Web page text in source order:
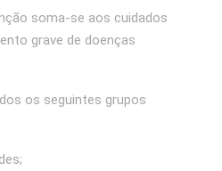
soma-se aos cuidados
grave de doenças
os seguintes grupos